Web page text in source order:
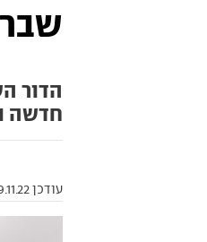
הדור
חדשה
עודכן 09.11.22 00:00